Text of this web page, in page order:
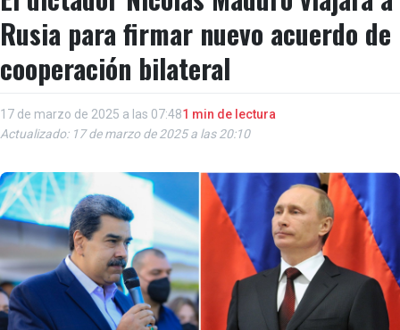
Rusia para firmar nuevo acuerdo de
cooperación bilateral
17 de marzo de 2025 a las 07:481 min de lectura
Actualizado: 17 de marzo de 2025 a las 20:10